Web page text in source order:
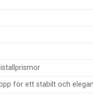
för ett stabilt och